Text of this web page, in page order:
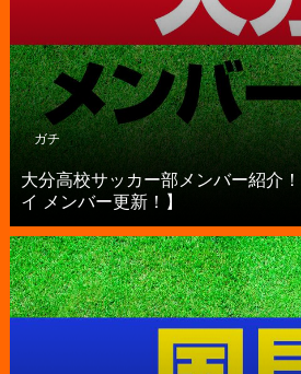
ガチ
大分高校サッカー部メンバー紹介
イ メンバー更新！】